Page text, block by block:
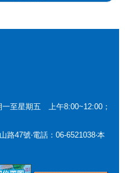
至星期五 上午8:00~12:00；
47號‧電話：06-6521038‧本